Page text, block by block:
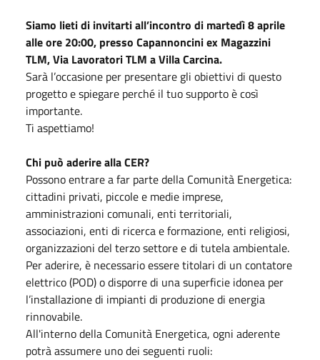
Siamo lieti di invitarti all’incontro di martedì 8 aprile
alle ore 20:00, presso Capannoncini ex Magazzini
TLM, Via Lavoratori TLM a Villa Carcina.
Sarà l’occasione per presentare gli obiettivi di questo
progetto e spiegare perché il tuo supporto è così
importante.
Ti aspettiamo!
Chi può aderire alla CER?
Possono entrare a far parte della Comunità Energetica:
cittadini privati, piccole e medie imprese,
amministrazioni comunali, enti territoriali,
associazioni, enti di ricerca e formazione, enti religiosi,
organizzazioni del terzo settore e di tutela ambientale.
Per aderire, è necessario essere titolari di un contatore
elettrico (POD) o disporre di una superficie idonea per
l’installazione di impianti di produzione di energia
rinnovabile.
All'interno della Comunità Energetica, ogni aderente
potrà assumere uno dei seguenti ruoli: